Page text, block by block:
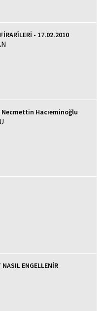
- 17.02.2010
Hacıeminoğlu
ENGELLENİR